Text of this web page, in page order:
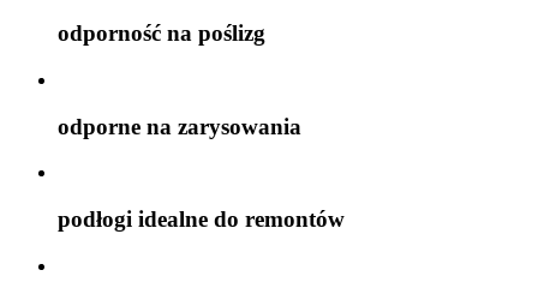
odporność na poślizg
odporne na zarysowania
podłogi idealne do remontów